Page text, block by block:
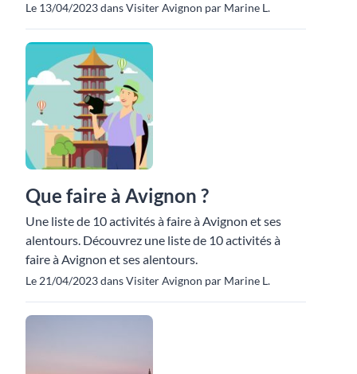
Le 13/04/2023 dans Visiter Avignon par Marine L.
Que faire à Avignon ?
Une liste de 10 activités à faire à Avignon et ses
alentours. Découvrez une liste de 10 activités à
faire à Avignon et ses alentours.
Le 21/04/2023 dans Visiter Avignon par Marine L.